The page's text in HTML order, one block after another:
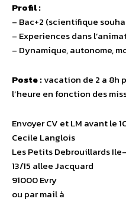
Profil :
– Bac+2 (scientifique
– Experiences dans
– Dynamique, autonome,
Poste :vacation de 2 a 8h
l’heure en fonction des
Envoyer CV et LM avant le
Cecile Langlois
Les Petits Debrouillards
13/15 allee Jacquard
91000 Evry
ou par mail à